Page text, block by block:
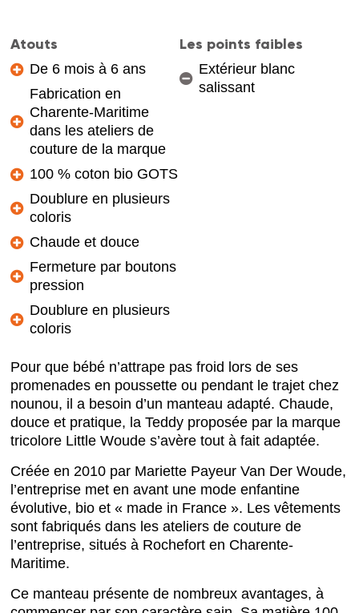
Atouts
De 6 mois à 6 ans
Fabrication en
Charente-Maritime
dans les ateliers de
couture de la marque
100 % coton bio GOTS
Doublure en plusieurs
coloris
Chaude et douce
Fermeture par boutons
pression
Doublure en plusieurs
coloris
Les points faibles
Extérieur blanc
salissant
Pour que bébé n’attrape pas froid lors de ses
promenades en poussette ou pendant le trajet chez
nounou, il a besoin d’un manteau adapté. Chaude,
douce et pratique, la Teddy proposée par la marque
tricolore Little Woude s’avère tout à fait adaptée.
Créée en 2010 par Mariette Payeur Van Der Woude,
l’entreprise met en avant une mode enfantine
évolutive, bio et « made in France ». Les vêtements
sont fabriqués dans les ateliers de couture de
l’entreprise, situés à Rochefort en Charente-
Maritime.
Ce manteau présente de nombreux avantages, à